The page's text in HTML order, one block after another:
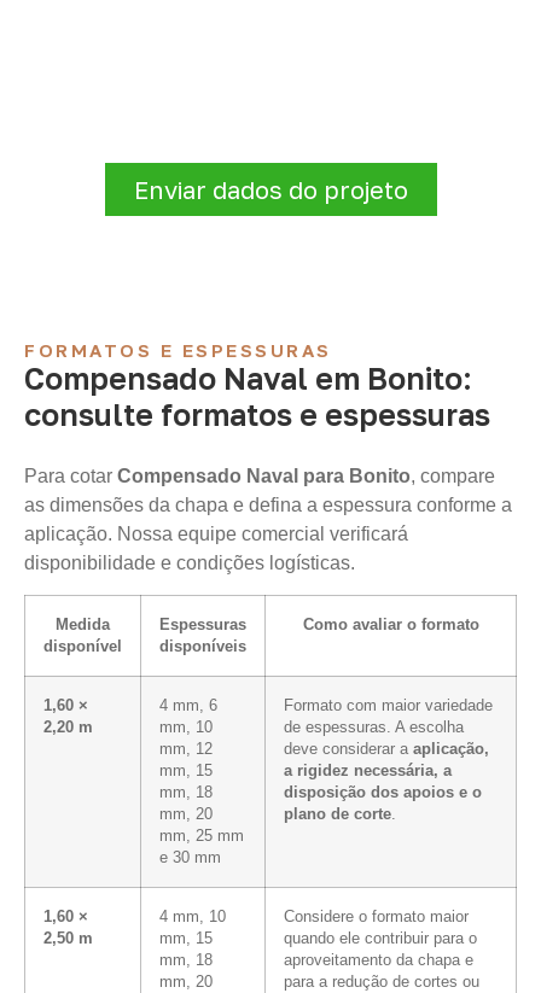
Enviar dados do projeto
FORMATOS E ESPESSURAS
Compensado Naval em Bonito:
consulte formatos e espessuras
Para cotar Compensado Naval para Bonito, compare
as dimensões da chapa e defina a espessura conforme a
aplicação. Nossa equipe comercial verificará
disponibilidade e condições logísticas.
Medida
disponível
Espessuras
disponíveis
Como avaliar o formato
1,60 ×
2,20 m
4 mm, 6
mm, 10
mm, 12
mm, 15
mm, 18
mm, 20
mm, 25 mm
e 30 mm
Formato com maior variedade
de espessuras. A escolha
deve considerar a aplicação,
a rigidez necessária, a
disposição dos apoios e o
plano de corte.
1,60 ×
2,50 m
4 mm, 10
mm, 15
mm, 18
mm, 20
Considere o formato maior
quando ele contribuir para o
aproveitamento da chapa e
para a redução de cortes ou